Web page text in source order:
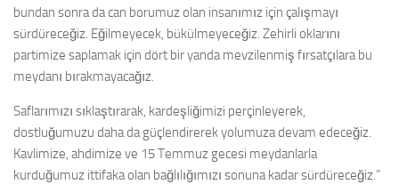
bundan sonra da can borumuz olan insanımız için çalışmayı
sürdüreceğiz. Eğilmeyecek, bükülmeyeceğiz. Zehirli oklarını
partimize saplamak için dört bir yanda mevzilenmiş fırsatçılara bu
meydanı bırakmayacağız.
Saflarımızı sıklaştırarak, kardeşliğimizi perçinleyerek,
dostluğumuzu daha da güçlendirerek yolumuza devam edeceğiz.
Kavlimize, ahdimize ve 15 Temmuz gecesi meydanlarla
kurduğumuz ittifaka olan bağlılığımızı sonuna kadar sürdüreceğiz.”